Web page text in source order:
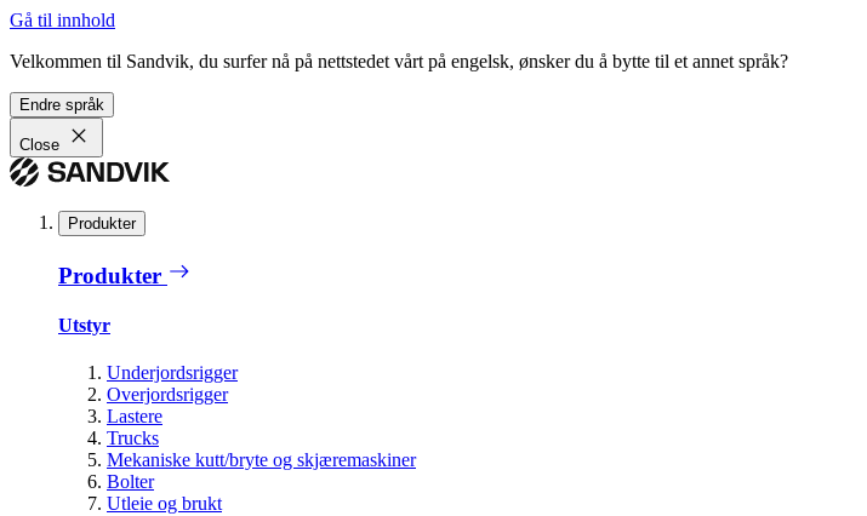
Gå til innhold
Velkommen til Sandvik, du surfer nå på nettstedet vårt på engelsk, ønsker du å bytte til et annet språk?
Endre språk
Close
Produkter
Produkter
Utstyr
Underjordsrigger
Overjordsrigger
Lastere
Trucks
Mekaniske kutt/bryte og skjæremaskiner
Bolter
Utleie og brukt